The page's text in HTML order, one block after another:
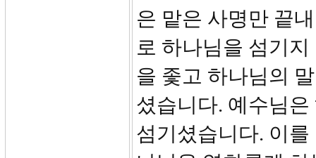
은 맡은 사명만 끝
로 하나님을 섬기
을 좇고 하나님의
셨습니다. 예수님
섬기셨습니다. 이